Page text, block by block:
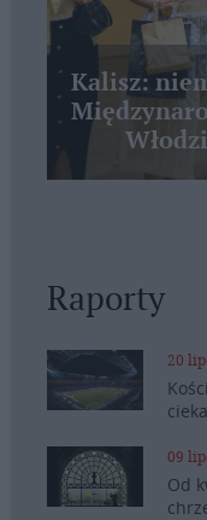
Kalisz:
Raporty
20
09
Od